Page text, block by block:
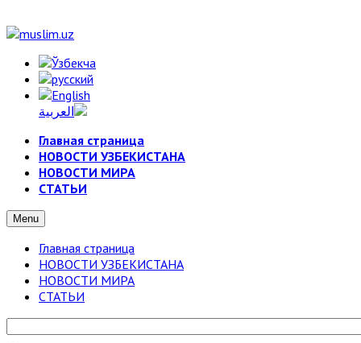
Главная страница
НОВОСТИ УЗБЕКИСТАНА
НОВОСТИ МИРА
СТАТЬИ
Menu
Главная страница
НОВОСТИ УЗБЕКИСТАНА
НОВОСТИ МИРА
СТАТЬИ